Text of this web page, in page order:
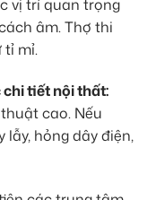
vị trí quan trọng
âm. Thợ thi
tỉ mỉ.
tiết nội thất:
cao. Nếu
hỏng dây điện,